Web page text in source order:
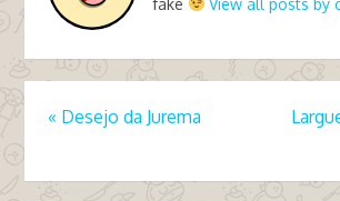
« Desejo da Jurema